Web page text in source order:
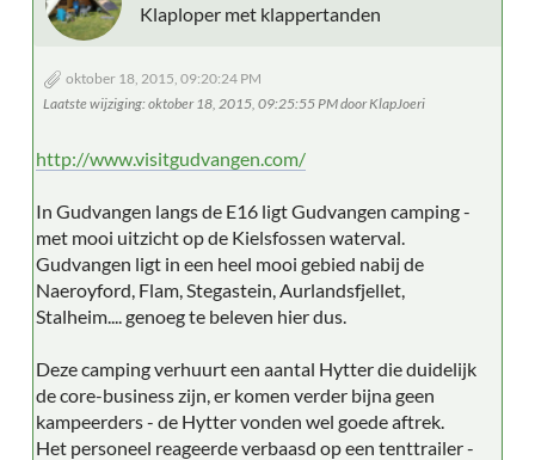
Klaploper met klappertanden
oktober 18, 2015, 09:20:24 PM
Laatste wijziging: oktober 18, 2015, 09:25:55 PM door KlapJoeri
http://www.visitgudvangen.com/
In Gudvangen langs de E16 ligt Gudvangen camping -
met mooi uitzicht op de Kielsfossen waterval.
Gudvangen ligt in een heel mooi gebied nabij de
Naeroyford, Flam, Stegastein, Aurlandsfjellet,
Stalheim.... genoeg te beleven hier dus.
Deze camping verhuurt een aantal Hytter die duidelijk
de core-business zijn, er komen verder bijna geen
kampeerders - de Hytter vonden wel goede aftrek.
Het personeel reageerde verbaasd op een tenttrailer -